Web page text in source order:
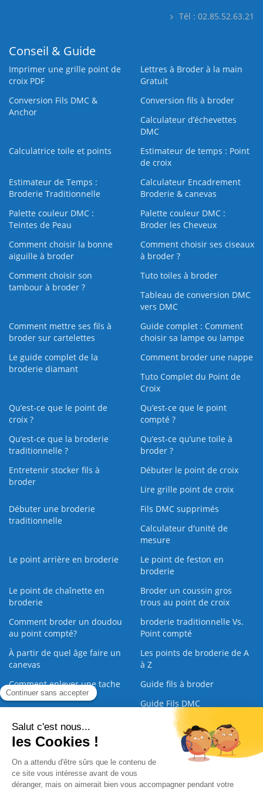
Tél : 02.85.52.63.21
Conseil & Guide
Imprimer une grille point de
croix PDF
Lettres à Broder à la main
Gratuit
Conversion Fils DMC &
Anchor
Conversion fils à broder
Calculateur d’échevettes
DMC
Calculatrice toile et points
Estimateur de temps : Point
de croix
Estimateur de Temps :
Broderie Traditionnelle
Calculateur Encadrement
Broderie & canevas
Palette couleur DMC :
Teintes de Peau
Palette couleur DMC :
Broder les Cheveux
Comment choisir la bonne
aiguille à broder
Comment choisir ses ciseaux
à broder ?
Comment choisir son
tambour à broder ?
Tuto toiles à broder
Tableau de conversion DMC
vers DMC
Comment mettre ses fils à
broder sur cartelettes
Guide complet : Comment
choisir sa lampe ou lampe
Le guide complet de la
broderie diamant
Comment broder une nappe
Tuto Complet du Point de
Croix
Qu’est-ce que le point de
croix ?
Qu’est-ce que le point
compté ?
Qu’est-ce que la broderie
traditionnelle ?
Qu’est‑ce qu’une toile à
broder ?
Entretenir stocker fils à
broder
Débuter le point de croix
Lire grille point de croix
Débuter une broderie
traditionnelle
Fils DMC supprimés
Calculateur d'unité de
mesure
Le point arrière en broderie
Le point de feston en
broderie
Le point de chaînette en
broderie
Broder un coussin gros
trous au point de croix
Comment broder un doudou
au point compté?
broderie traditionnelle Vs.
Point compté
À partir de quel âge faire un
canevas
Les points de broderie de A
à Z
Comment enlever une tache
sur une broderie
Guide fils à broder
Guide Fils DMC
Guide de la Broderie
Commande Papier | Qui sommes nous | Nous contacter |